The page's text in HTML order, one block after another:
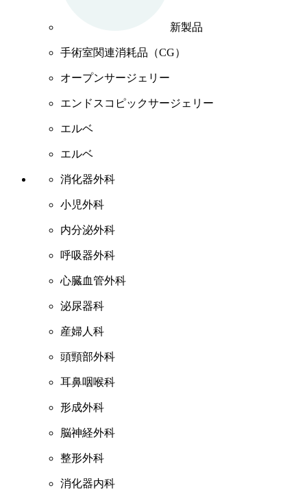
新製品
手術室関連消耗品（CG）
オープンサージェリー
エンドスコピックサージェリー
エルベ
エルベ
消化器外科
小児外科
内分泌外科
呼吸器外科
心臓血管外科
泌尿器科
産婦人科
頭頸部外科
耳鼻咽喉科
形成外科
脳神経外科
整形外科
消化器内科